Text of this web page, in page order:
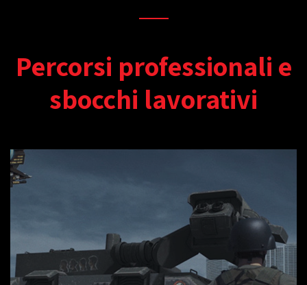
Percorsi professionali e
sbocchi lavorativi